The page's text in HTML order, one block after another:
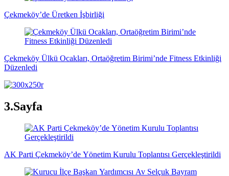
Çekmeköy’de Üretken İşbirliği
Çekmeköy Ülkü Ocakları, Ortaöğretim Birimi’nde Fitness Etkinliği
Düzenledi
3.Sayfa
AK Parti Çekmeköy’de Yönetim Kurulu Toplantısı Gerçekleştirildi